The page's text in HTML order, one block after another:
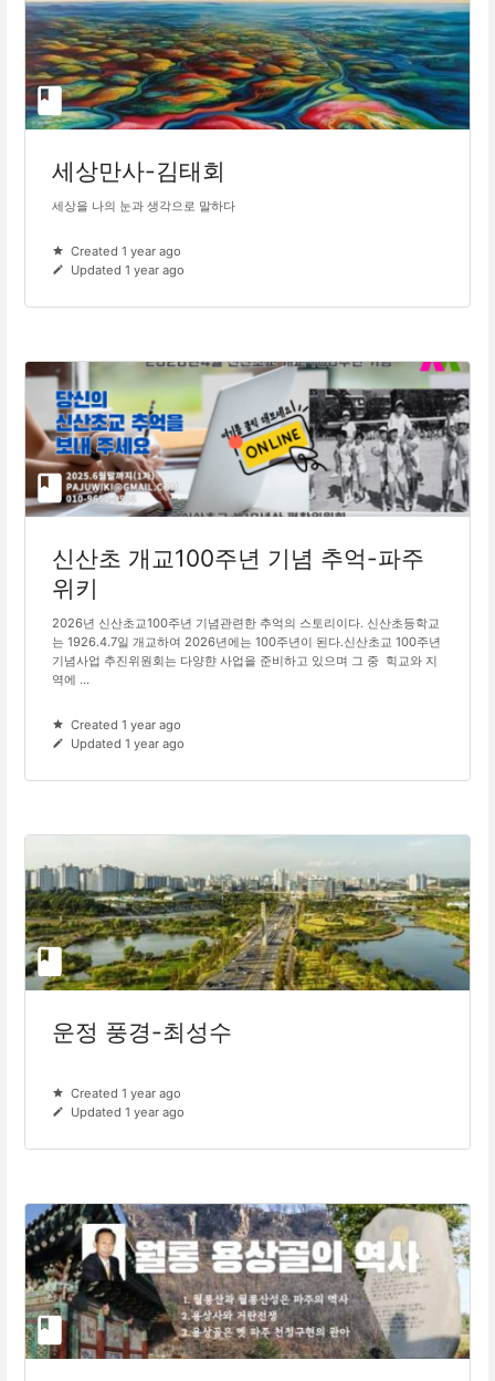
세상만사-김태회
세상을 나의 눈과 생각으로 말하다
Created 1 year ago
Updated 1 year ago
신산초 개교100주년 기념 추억-파주
위키
2026년 신산초교100주년 기념관련한 추억의 스토리이다. 신산초등학교
는 1926.4.7일 개교하여 2026년에는 100주년이 된다.신산초교 100주년
기념사업 추진위원회는 다양햔 사업을 준비하고 있으며 그 중 힉교와 지
역에 ...
Created 1 year ago
Updated 1 year ago
운정 풍경-최성수
Created 1 year ago
Updated 1 year ago